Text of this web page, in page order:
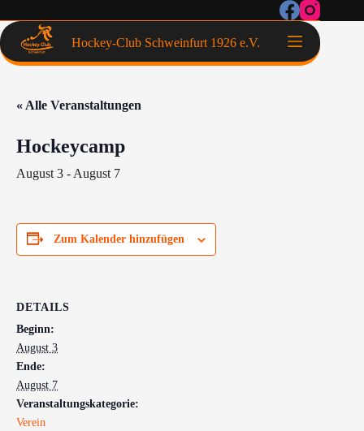
Hockey-Club Schweinfurt 1926 e.V.
« Alle Veranstaltungen
Hockeycamp
August 3 - August 7
Zum Kalender hinzufügen
DETAILS
Beginn:
August 3
Ende:
August 7
Veranstaltungskategorie:
Verein